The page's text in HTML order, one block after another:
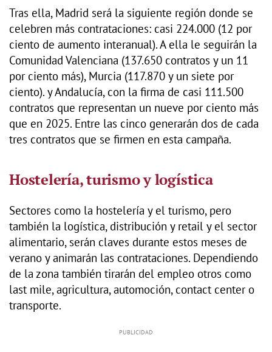
Tras ella, Madrid será la siguiente región donde se
celebren más contrataciones: casi 224.000 (12 por
ciento de aumento interanual). A ella le seguirán la
Comunidad Valenciana (137.650 contratos y un 11
por ciento más), Murcia (117.870 y un siete por
ciento). y Andalucía, con la firma de casi 111.500
contratos que representan un nueve por ciento más
que en 2025. Entre las cinco generarán dos de cada
tres contratos que se firmen en esta campaña.
Hostelería, turismo y logística
Sectores como la hostelería y el turismo, pero
también la logística, distribución y retail y el sector
alimentario, serán claves durante estos meses de
verano y animarán las contrataciones. Dependiendo
de la zona también tirarán del empleo otros como
last mile, agricultura, automoción, contact center o
transporte.